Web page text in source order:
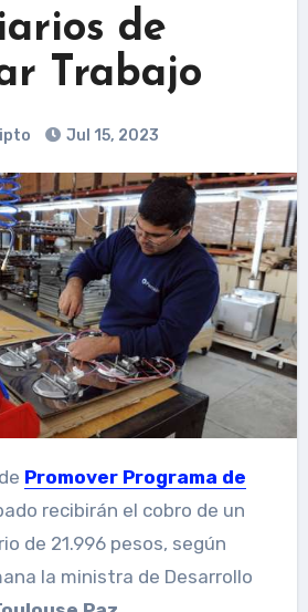
de
Trabajo
Jul 15, 2023
Promover Programa de
recibirán el cobro de un
de 21.996 pesos, según
la ministra de Desarrollo